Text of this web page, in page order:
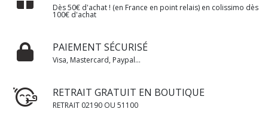
Dès 50€ d'achat ! (en France en point relais) en colissimo dès
100€ d'achat
PAIEMENT SÉCURISÉ
Visa, Mastercard, Paypal...
RETRAIT GRATUIT EN BOUTIQUE
RETRAIT 02190 OU 51100